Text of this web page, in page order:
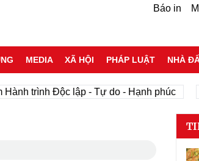
Báo in
MEDIA XÃ HỘI PHÁP LUẬT NHÀ
trình Độc lập - Tự do - Hạnh phúc